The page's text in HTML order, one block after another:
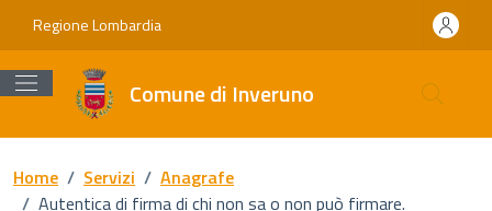
Vai ai contenuti
Vai al footer
Regione Lombardia
Comune di Inveruno
Home / Servizi / Anagrafe
/ Autentica di firma di chi non sa o non può firmare.